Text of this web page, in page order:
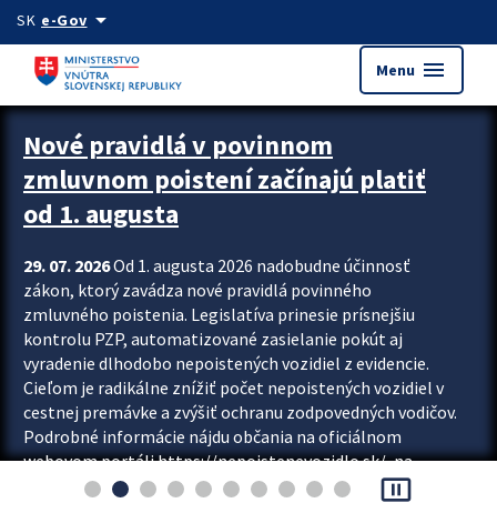
Preskocit na hlavný obsah
SK e-Govarrow_drop_down
Menu menu
Zastavit automatický posun upútavok
Nové pravidlá v povinnom
zmluvnom poistení začínajú platiť
od 1. augusta
29. 07. 2026Od 1. augusta 2026 nadobudne účinnosť
zákon, ktorý zavádza nové pravidlá povinného
zmluvného poistenia. Legislatíva prinesie prísnejšiu
kontrolu PZP, automatizované zasielanie pokút aj
vyradenie dlhodobo nepoistených vozidiel z evidencie.
Cieľom je radikálne znížiť počet nepoistených vozidiel v
cestnej premávke a zvýšiť ochranu zodpovedných vodičov.
Podrobné informácie nájdu občania na oficiálnom
webovom portáli https://nepoistenevozidlo.sk/, na
ktorom od augusta pribudne aj možnosť overiť si...
pause_presentation